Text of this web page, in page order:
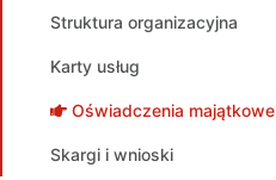
Struktura organizacyjna
Karty usług
Oświadczenia majątkowe
Skargi i wnioski